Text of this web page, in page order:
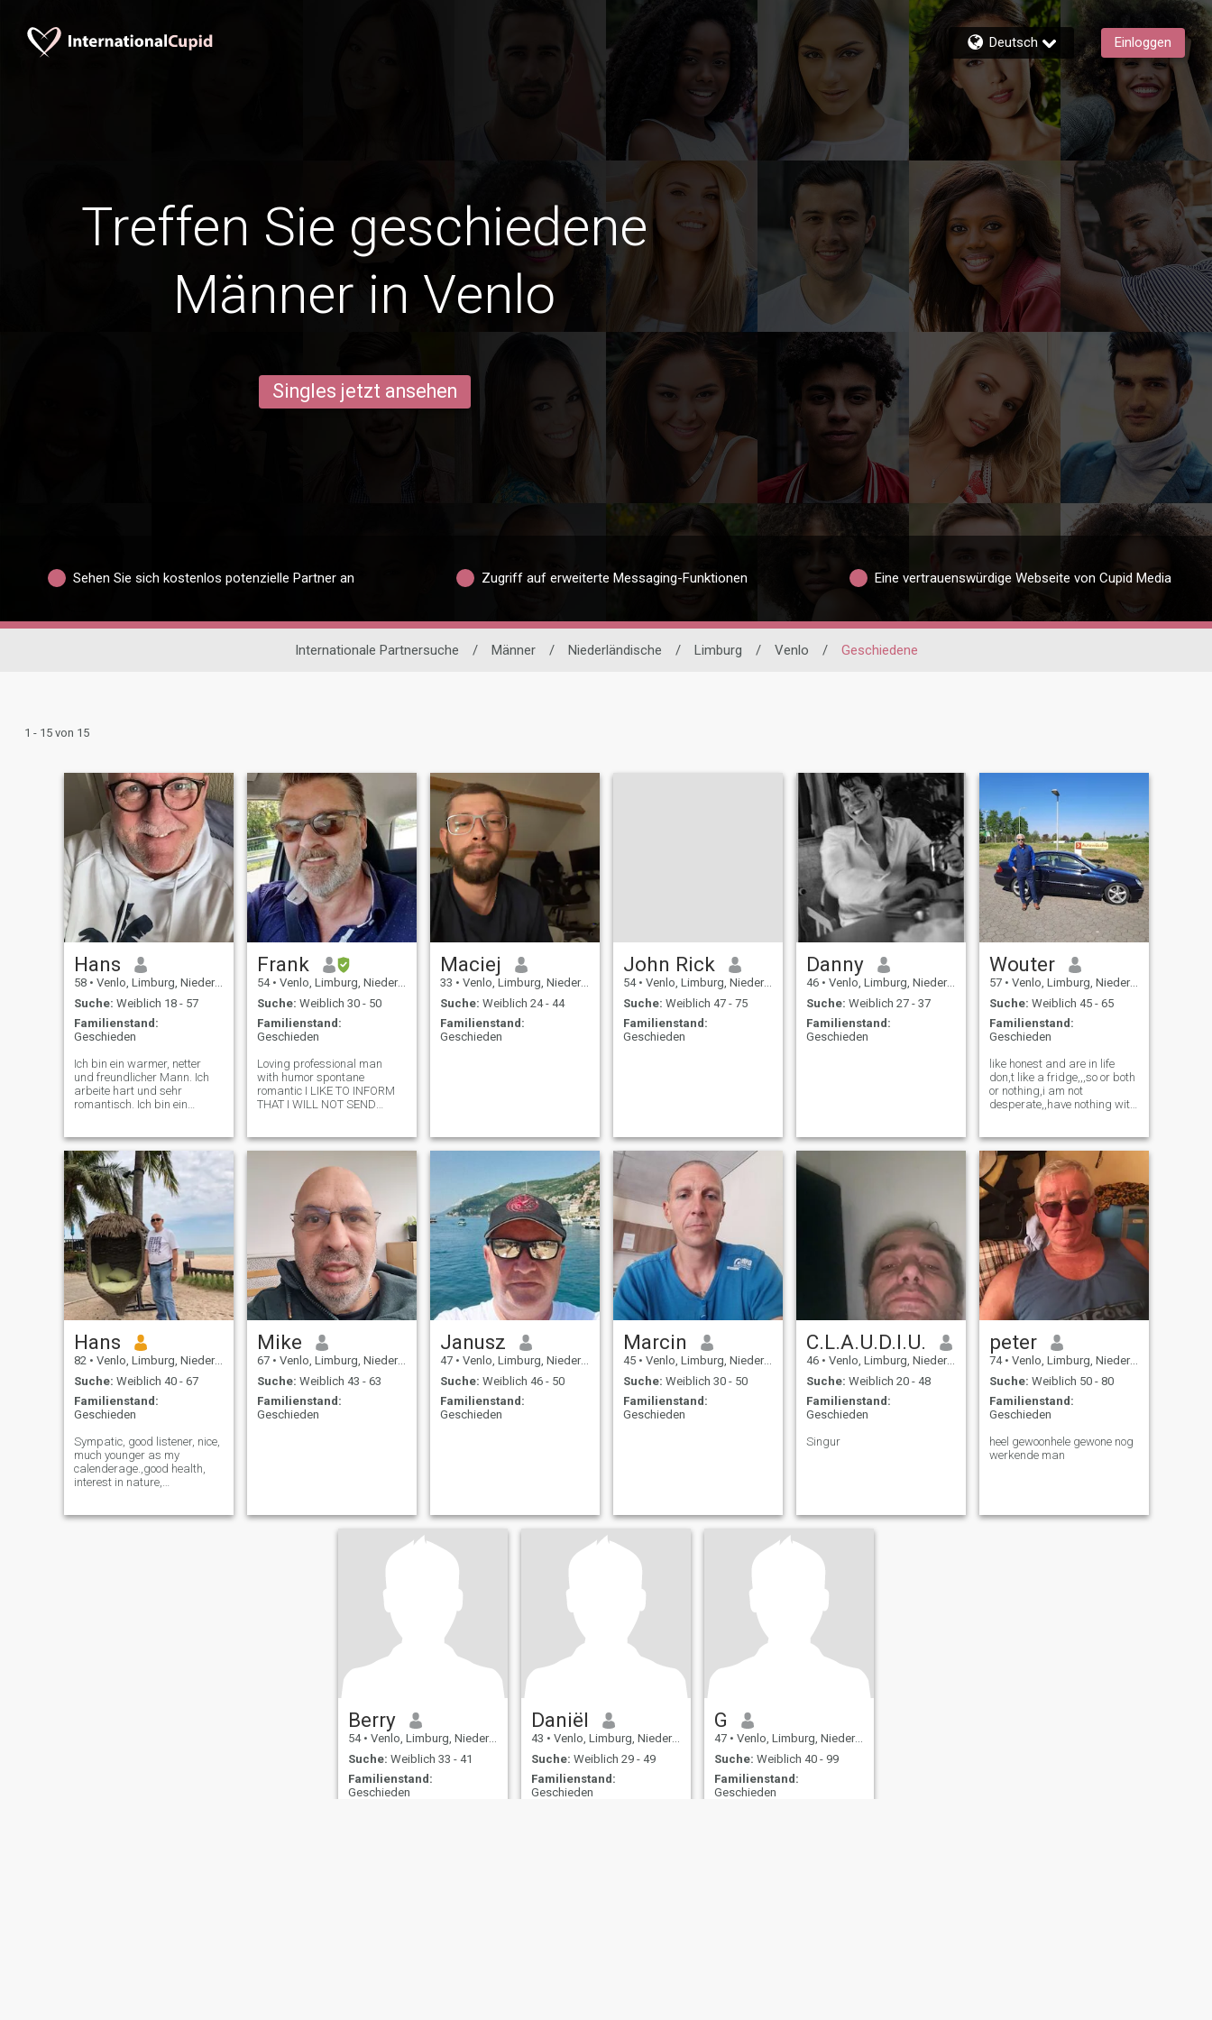
Deutsch Einloggen
Treffen Sie geschiedene
Männer in Venlo
Singles jetzt ansehen
Sehen Sie sich kostenlos potenzielle Partner an Zugriff auf erweiterte Messaging-Funktionen Eine vertrauenswürdige Webseite von Cupid Media
Internationale Partnersuche / Männer / Niederländische / Limburg / Venlo / Geschiedene
1 - 15 von 15
Hans
58 • Venlo, Limburg, Niederlande
Suche: Weiblich 18 - 57
Familienstand:
Geschieden
Ich bin ein warmer, netter
und freundlicher Mann. Ich
arbeite hart und sehr
romantisch. Ich bin ein
Sport, Schwimmen,
Spazierengehen am Strand
und so. Sprich mit mir und
bitte... Als U geen zij en niet te
Openen, geen Talk hat mich
getroffen. Ich mag Frauen,
die genauso sind wie ich...
Ich bin ehrlich und ich habe
keine Leiste. Alleen in het
Nederlands!!
Frank
54 • Venlo, Limburg, Niederlande
Suche: Weiblich 30 - 50
Familienstand:
Geschieden
Loving professional man
with humor spontane
romantic I LIKE TO INFORM
THAT I WILL NOT SEND
NOT FOR A SICK SON OR
meet the right person she will
have all she wants as love
Maciej
33 • Venlo, Limburg, Niederlande
Suche: Weiblich 24 - 44
Familienstand:
Geschieden
John Rick
54 • Venlo, Limburg, Niederlande
Suche: Weiblich 47 - 75
Familienstand:
Geschieden
Danny
46 • Venlo, Limburg, Niederlande
Suche: Weiblich 27 - 37
Familienstand:
Geschieden
Wouter
57 • Venlo, Limburg, Niederlande
Suche: Weiblich 45 - 65
Familienstand:
Geschieden
like honest and are in life
don,t like a fridge,,,so or both
or nothing,i am not
desperate,,have nothing with
Hans
82 • Venlo, Limburg, Niederlande
Suche: Weiblich 40 - 67
Familienstand:
Geschieden
Sympatic, good listener, nice,
much younger as my
calenderage.,good health,
interest in nature,
cinemas. Enjoy the life with a
Mike
67 • Venlo, Limburg, Niederlande
Suche: Weiblich 43 - 63
Familienstand:
Geschieden
Janusz
47 • Venlo, Limburg, Niederlande
Suche: Weiblich 46 - 50
Familienstand:
Geschieden
Marcin
45 • Venlo, Limburg, Niederlande
Suche: Weiblich 30 - 50
Familienstand:
Geschieden
C.L.A.U.D.I.U.
46 • Venlo, Limburg, Niederlande
Suche: Weiblich 20 - 48
Familienstand:
Geschieden
Singur
peter
74 • Venlo, Limburg, Niederlande
Suche: Weiblich 50 - 80
Familienstand:
Geschieden
heel gewoonhele gewone nog
werkende man
Berry
54 • Venlo, Limburg, Niederlande
Suche: Weiblich 33 - 41
Familienstand:
Geschieden
Daniël
43 • Venlo, Limburg, Niederlande
Suche: Weiblich 29 - 49
Familienstand:
Geschieden
G
47 • Venlo, Limburg, Niederlande
Suche: Weiblich 40 - 99
Familienstand:
Geschieden